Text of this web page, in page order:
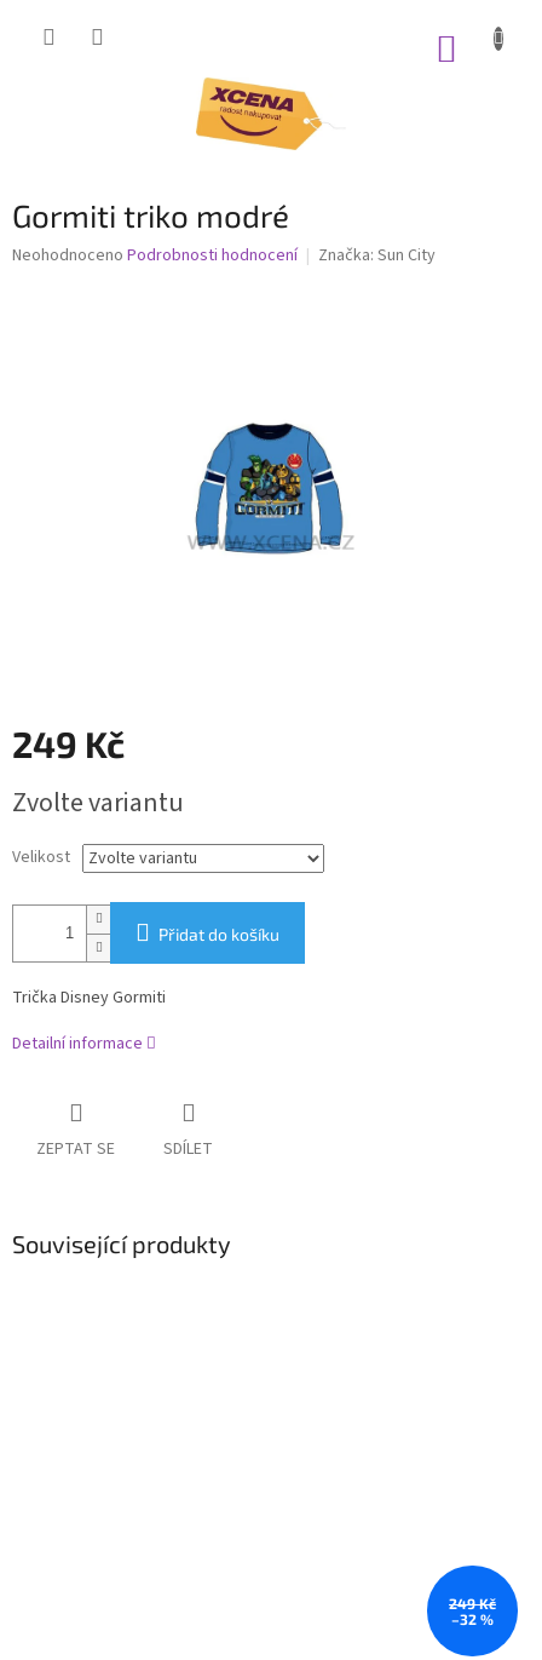
Gormiti triko modré
Průměrné
Neohodnoceno Podrobnosti hodnocení Značka: Sun City
249 Kč
cena:
Zvolte variantu
Velikost
Přidat do košíku
Trička Disney Gormiti
Detailní informace
ZEPTAT SE SDÍLET
Související produkty
249 Kč
–32 %